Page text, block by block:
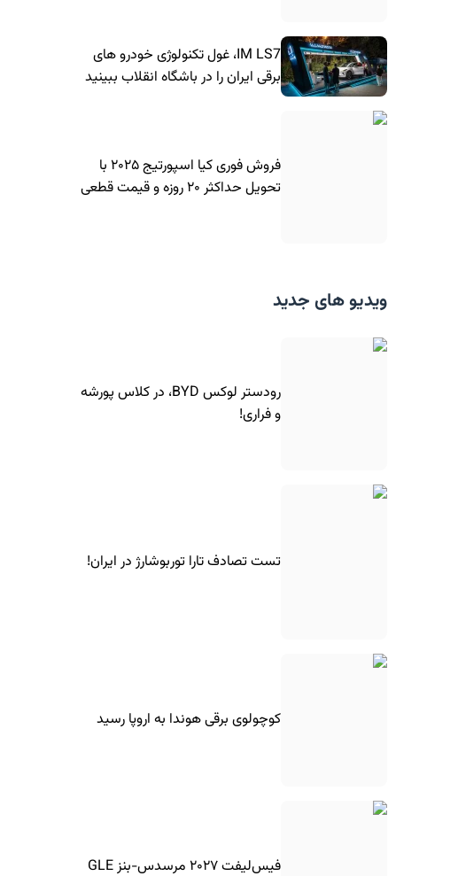
IM LS7، غول تکنولوژی خودرو های
برقی ایران را در باشگاه انقلاب ببینید
فروش فوری کیا اسپورتیج ۲۰۲۵ با
تحویل حداکثر ۲۰ روزه و قیمت قطعی
ویدیو های جدید
رودستر لوکس BYD، در کلاس پورشه
و فراری!
تست تصادف تارا توربوشارژ در ایران!
کوچولوی برقی هوندا به اروپا رسید
فیس‌لیفت ۲۰۲۷ مرسدس-بنز GLE